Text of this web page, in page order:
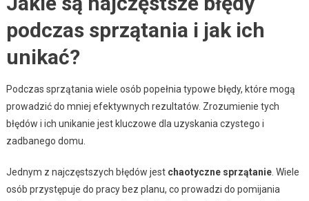
podczas sprzątania i jak ich
unikać?
Podczas sprzątania wiele osób popełnia typowe błędy, które mogą
prowadzić do mniej efektywnych rezultatów. Zrozumienie tych
błędów i ich unikanie jest kluczowe dla uzyskania czystego i
zadbanego domu.
Jednym z najczęstszych błędów jest chaotyczne sprzątanie. Wiele
osób przystępuje do pracy bez planu, co prowadzi do pomijania